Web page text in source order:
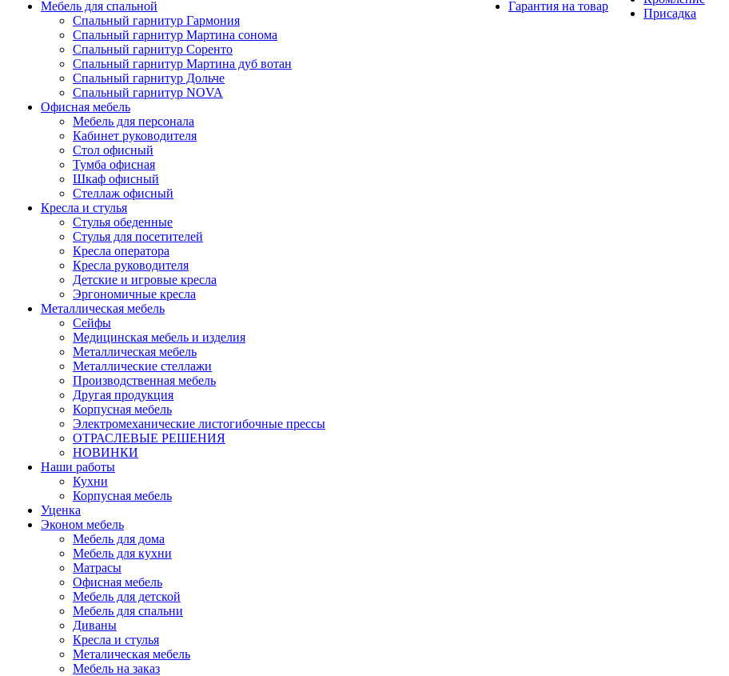
Мебель для спальной
Спальный гарнитур Гармония
Спальный гарнитур Мартина сонома
Спальный гарнитур Соренто
Спальный гарнитур Мартина дуб вотан
Спальный гарнитур Дольче
Спальный гарнитур NOVA
Офисная мебель
Мебель для персонала
Кабинет руководителя
Стол офисный
Тумба офисная
Шкаф офисный
Стеллаж офисный
Кресла и стулья
Стулья обеденные
Стулья для посетителей
Кресла оператора
Кресла руководителя
Детские и игровые кресла
Эргономичные кресла
Металлическая мебель
Сейфы
Медицинская мебель и изделия
Металлическая мебель
Металлические стеллажи
Производственная мебель
Другая продукция
Корпусная мебель
Электромеханические листогибочные прессы
ОТРАСЛЕВЫЕ РЕШЕНИЯ
НОВИНКИ
Наши работы
Кухни
Корпусная мебель
Уценка
Эконом мебель
Мебель для дома
Мебель для кухни
Матрасы
Офисная мебель
Мебель для детской
Мебель для спальни
Диваны
Кресла и стулья
Металическая мебель
Мебель на заказ
Гарантия на товар
Присадка